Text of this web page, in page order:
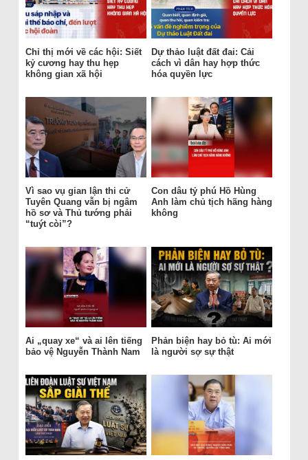
Chỉ thị mới về các hội: Siết
kỷ cương hay thu hẹp
không gian xã hội
Dự thảo luật đất đai: Cải
cách vì dân hay hợp thức
hóa quyền lực
Vì sao vụ gian lận thi cử
Tuyên Quang vẫn bị ngâm
hồ sơ và Thủ tướng phải
“tuýt còi”?
Con dâu tỷ phú Hồ Hùng
Anh làm chủ tịch hãng hàng
không
Ai „quay xe“ và ai lên tiếng
bảo vệ Nguyễn Thành Nam
Phản biện hay bỏ tù: Ai mới
là người sợ sự thật